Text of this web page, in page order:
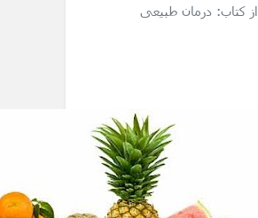
از کتاب: درمان طبیعی